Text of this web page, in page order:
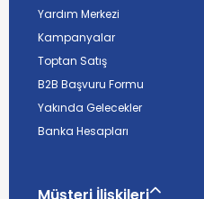
Yardım Merkezi
Kampanyalar
Toptan Satış
B2B Başvuru Formu
Yakında Gelecekler
Banka Hesapları